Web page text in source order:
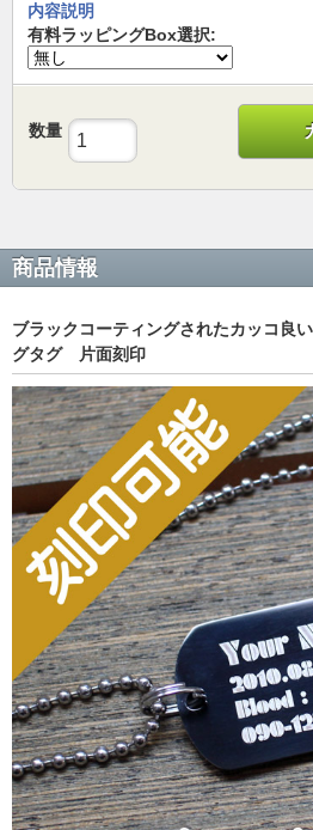
内容説明
有料ラッピングBox選択:
数量
商品情報
ブラックコーティングされたカッコ良
グタグ 片面刻印